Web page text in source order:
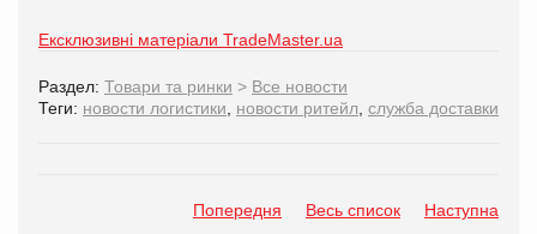
Ексклюзивні матеріали TradeMaster.ua
Раздел: Товари та ринки > Все новости
Теги: новости логистики новости ритейл служба доставки
Попередня Весь список Наступна